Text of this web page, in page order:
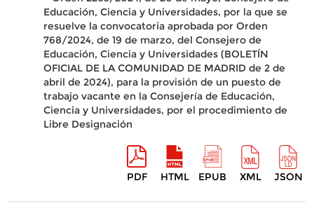
Educación, Ciencia y Universidades, por la que se
resuelve la convocatoria aprobada por Orden
768/2024, de 19 de marzo, del Consejero de
Educación, Ciencia y Universidades (BOLETÍN
OFICIAL DE LA COMUNIDAD DE MADRID de 2 de
abril de 2024), para la provisión de un puesto de
trabajo vacante en la Consejería de Educación,
Ciencia y Universidades, por el procedimiento de
Libre Designación
PDF HTML EPUB XML JSON